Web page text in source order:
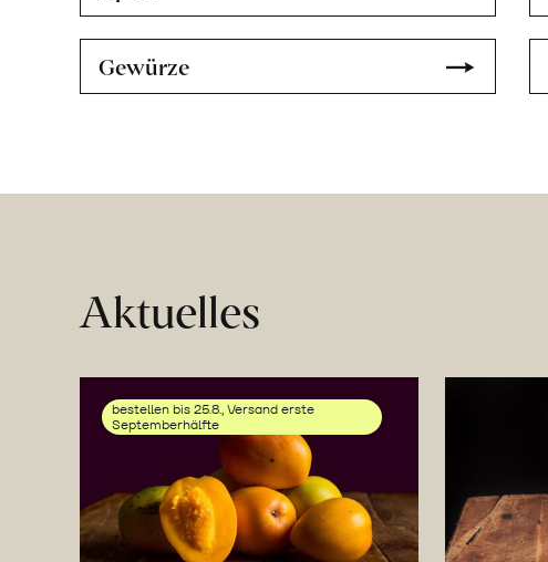
Gewürze
Aktuelles
bestellen bis 25.8., Versand erste
Septemberhälfte